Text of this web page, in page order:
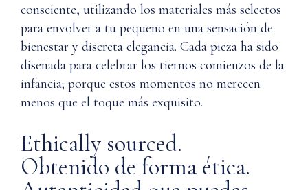
consciente, utilizando los materiales más selectos
para envolver a tu pequeño en una sensación de
bienestar y discreta elegancia. Cada pieza ha sido
diseñada para celebrar los tiernos comienzos de la
infancia; porque estos momentos no merecen
menos que el toque más exquisito.
Ethically sourced.
Obtenido de forma ética.